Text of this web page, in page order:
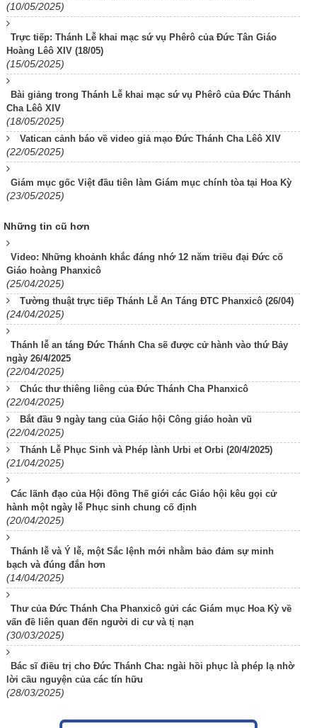
(10/05/2025)
Trực tiếp: Thánh Lễ khai mạc sứ vụ Phêrô của Đức Tân Giáo
Hoàng Lêô XIV (18/05)
(15/05/2025)
Bài giảng trong Thánh Lễ khai mạc sứ vụ Phêrô của Đức Thánh
Cha Lêô XIV
(18/05/2025)
Vatican cảnh báo về video giả mạo Đức Thánh Cha Lêô XIV
(22/05/2025)
Giám mục gốc Việt đầu tiên làm Giám mục chính tòa tại Hoa Kỳ
(23/05/2025)
Những tin cũ hơn
Video: Những khoảnh khắc đáng nhớ 12 năm triều đại Đức cố
Giáo hoàng Phanxicô
(25/04/2025)
Tường thuật trực tiếp Thánh Lễ An Táng ĐTC Phanxicô (26/04)
(24/04/2025)
Thánh lễ an táng Đức Thánh Cha sẽ được cử hành vào thứ Bảy
ngày 26/4/2025
(22/04/2025)
Chúc thư thiêng liêng của Đức Thánh Cha Phanxicô
(22/04/2025)
Bắt đầu 9 ngày tang của Giáo hội Công giáo hoàn vũ
(22/04/2025)
Thánh Lễ Phục Sinh và Phép lành Urbi et Orbi (20/4/2025)
(21/04/2025)
Các lãnh đạo của Hội đồng Thế giới các Giáo hội kêu gọi cử
hành một ngày lễ Phục sinh chung cố định
(20/04/2025)
Thánh lễ và Ý lễ, một Sắc lệnh mới nhằm bảo đảm sự minh
bạch và đúng đắn hơn
(14/04/2025)
Thư của Đức Thánh Cha Phanxicô gửi các Giám mục Hoa Kỳ về
vấn đề liên quan đến người di cư và tị nạn
(30/03/2025)
Bác sĩ điều trị cho Đức Thánh Cha: ngài hồi phục là phép lạ nhờ
lời cầu nguyện của các tín hữu
(28/03/2025)